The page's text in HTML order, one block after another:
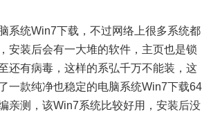
系统Win7下载，不过网络上很多系统都
安装后会有一大堆的软件，主页也是锁
还有病毒，这样的系弘千万不能装，这
一款纯净也稳定的电脑系统Win7下载64
亲测，该Win7系统比较好用，安装后没